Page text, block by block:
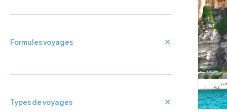
Formules voyages
Types de voyages